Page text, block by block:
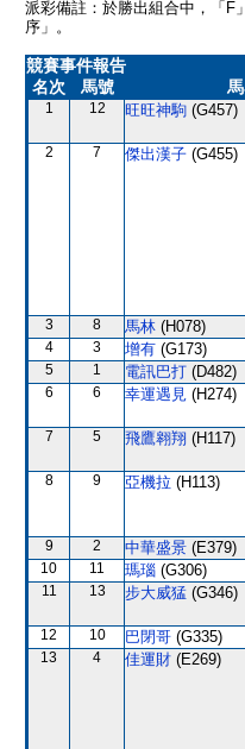
派彩備註：於勝出組合中，「F
序」。
競賽事件報告
名次
馬號
1 12 旺旺神駒 (G457)
2 7 傑出漢子 (G455)
3 8 馬林 (H078)
4 3 增有 (G173)
5 1 電訊巴打 (D482)
6 6 幸運遇見 (H274)
7 5 飛鷹翱翔 (H117)
8 9 亞機拉 (H113)
9 2 中華盛景 (E379)
10 11 瑪瑙 (G306)
11 13 步大威猛 (G346)
12 10 巴閉哥 (G335)
13 4 佳運財 (E269)